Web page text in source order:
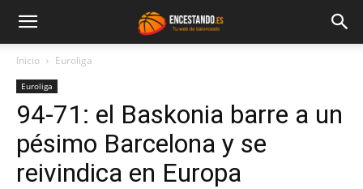
Inicio Euroliga
Euroliga
94-71: el Baskonia barre a un
pésimo Barcelona y se
reivindica en Europa